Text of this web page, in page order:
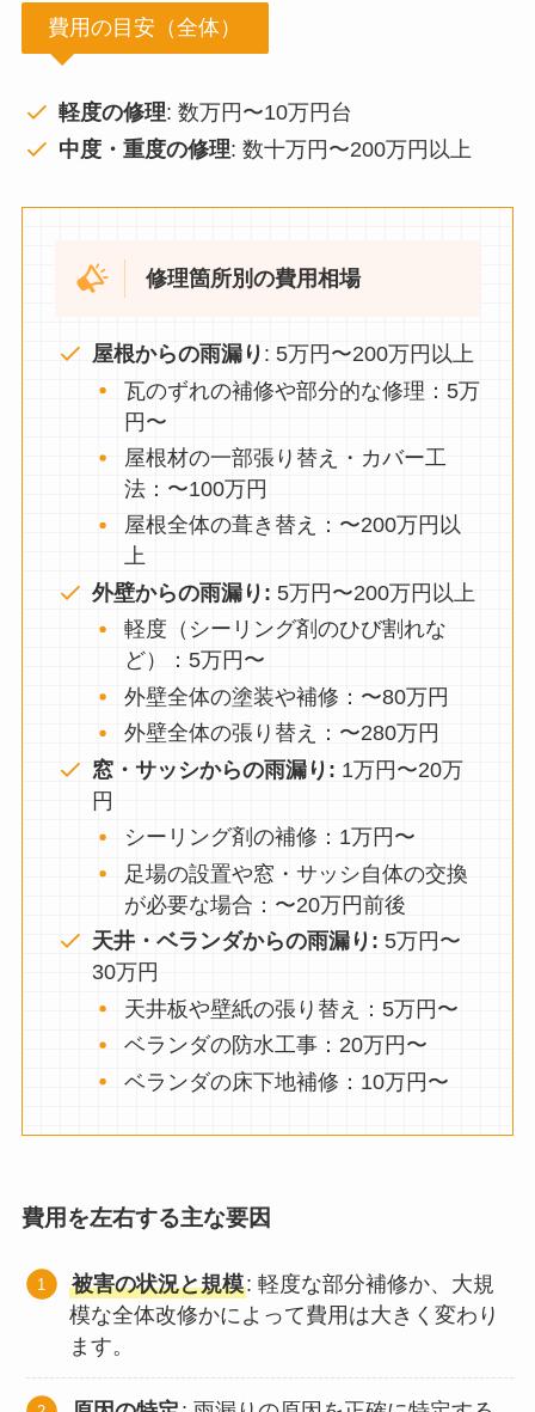
費用の目安（全体）
軽度の修理: 数万円〜10万円台
中度・重度の修理: 数十万円〜200万円以上
修理箇所別の費用相場
屋根からの雨漏り : 5万円〜200万円以上
瓦のずれの補修や部分的な修理：5万
円〜
屋根材の一部張り替え・カバー工
法：〜100万円
屋根全体の葺き替え：〜200万円以
上
外壁からの雨漏り: 5万円〜200万円以上
軽度（シーリング剤のひび割れな
ど）：5万円〜
外壁全体の塗装や補修：〜80万円
外壁全体の張り替え：〜280万円
窓・サッシからの雨漏り: 1万円〜20万
円
シーリング剤の補修：1万円〜
足場の設置や窓・サッシ自体の交換
が必要な場合：〜20万円前後
天井・ベランダからの雨漏り: 5万円〜
30万円
天井板や壁紙の張り替え：5万円〜
ベランダの防水工事：20万円〜
ベランダの床下地補修：10万円〜
費用を左右する主な要因
被害の状況と規模: 軽度な部分補修か、大規
模な全体改修かによって費用は大きく変わり
ます。